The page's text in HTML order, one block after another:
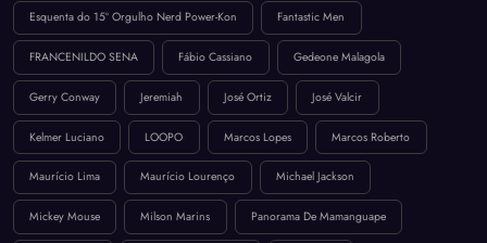
Esquenta do 15º Orgulho Nerd Power-Kon Fantastic Men
FRANCENILDO SENA Fábio Cassiano Gedeone Malagola
Gerry Conway Jeremiah José Ortiz José Valcir
Kelmer Luciano LOOPO Marcos Lopes Marcos Roberto
Maurício Lima Maurício Lourenço Michael Jackson
Mickey Mouse Milson Marins Panorama De Mamanguape